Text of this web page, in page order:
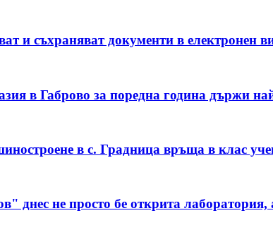
и съхраняват документи в електронен
в Габрово за поредна година държи
в с. Градница връща в клас
днес не просто бе открита лаборатория,